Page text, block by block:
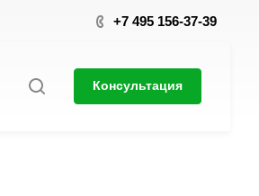
+7 495 156-37-39
Консультация